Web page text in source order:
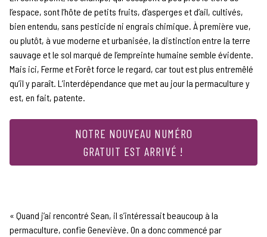
l’espace, sont l’hôte de petits fruits, d’asperges et d’ail, cultivés,
bien entendu, sans pesticide ni engrais chimique. À première vue,
ou plutôt, à vue moderne et urbanisée, la distinction entre la terre
sauvage et le sol marqué de l’empreinte humaine semble évidente.
Mais ici, Ferme et Forêt force le regard, car tout est plus entremêlé
qu’il y paraît. L’interdépendance que met au jour la permaculture y
est, en fait, patente.
NOTRE NOUVEAU NUMÉRO
GRATUIT EST ARRIVÉ !
« Quand j’ai rencontré Sean, il s’intéressait beaucoup à la
permaculture, confie Geneviève. On a donc commencé par